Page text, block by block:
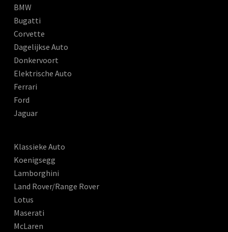
BMW
Bugatti
Corvette
Dagelijkse Auto
Donkervoort
Elektrische Auto
Ferrari
Ford
Jaguar
Klassieke Auto
Koenigsegg
Lamborghini
Land Rover/Range Rover
Lotus
Maserati
McLaren